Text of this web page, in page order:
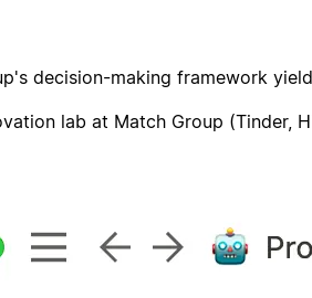
decision-making framework
lab at Match Group (Tinder,